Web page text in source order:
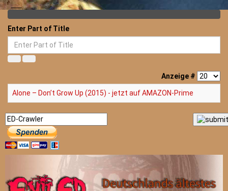
Enter Part of Title
Anzeige #
Alone – Don’t Grow Up (2015) - jetzt auf AMAZON-Prime